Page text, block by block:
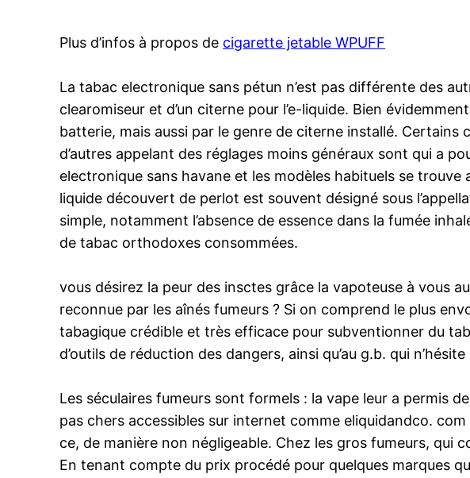
Plus d’infos à propos de cigarette jetable WPUFF
La tabac electronique sans pétun n’est pas différente des
clearomiseur et d’un citerne pour l’e-liquide. Bien
batterie, mais aussi par le genre de citerne installé.
d’autres appelant des réglages moins généraux sont qui a
electronique sans havane et les modèles habituels se
liquide découvert de perlot est souvent désigné sous
simple, notamment l’absence de essence dans la fumée
de tabac orthodoxes consommées.
vous désirez la peur des insctes grâce la vapoteuse à vous
reconnue par les aînés fumeurs ? Si on comprend le plus
tabagique crédible et très efficace pour subventionner du
d’outils de réduction des dangers, ainsi qu’au g.b. qui
Les séculaires fumeurs sont formels : la vape leur a permis
pas chers accessibles sur internet comme eliquidandco.
ce, de manière non négligeable. Chez les gros fumeurs, qui
En tenant compte du prix procédé pour quelques marques